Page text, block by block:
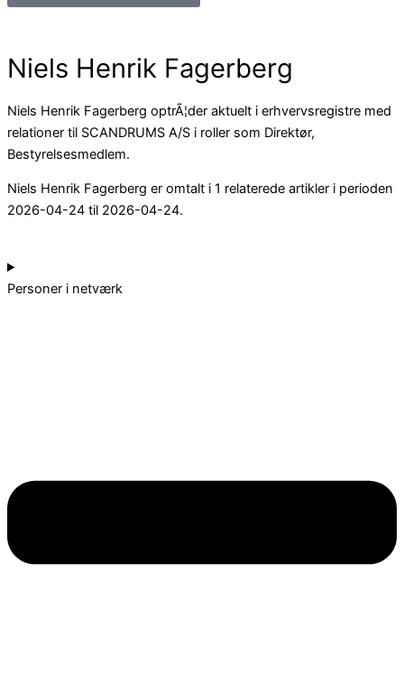
Niels Henrik Fagerberg
Niels Henrik Fagerberg optrÃ¦der aktuelt i erhvervsregistre med
relationer til SCANDRUMS A/S i roller som Direktør,
Bestyrelsesmedlem.
Niels Henrik Fagerberg er omtalt i 1 relaterede artikler i perioden
2026-04-24 til 2026-04-24.
Personer i netværk